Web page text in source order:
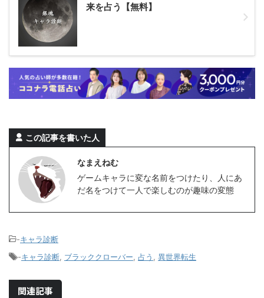
来を占う【無料】
この記事を書いた人
なまえねむ
ゲームキャラに変な名前をつけたり、人にあ
だ名をつけて一人で楽しむのが趣味の変態
-キャラ診断
-キャラ診断, ブラッククローバー, 占う , 異世界転生
関連記事